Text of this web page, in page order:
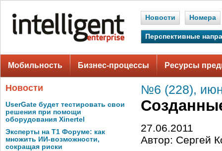
Новости Номера
Перспективные
Мобильность Бизнес-процессы Ресурсы
Новости
UserGate будет тестировать свои
решения при помощи
оборудования Xinertel
Эксперты на Т1 Форуме: как
множить ИИ-возможности,
сокращая риски
№6 (228),
27.06.2011
Автор: Сергей